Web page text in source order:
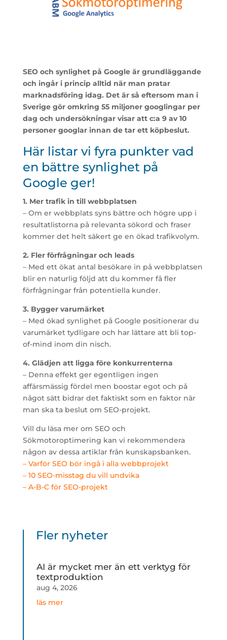
SEO och synlighet på Google är grundläggande
och ingår i princip alltid när man pratar
marknadsföring idag. Det är så eftersom man i
Sverige gör omkring 55 miljoner googlingar per
dag och undersökningar visar att c:a 9 av 10
personer googlar innan de tar ett köpbeslut.
Här listar vi fyra punkter vad
en bättre synlighet på
Google ger!
1. Mer trafik in till webbplatsen
– Om er webbplats syns bättre och högre upp i
resultatlistorna på relevanta sökord och fraser
kommer det helt säkert ge en ökad trafikvolym.
2. Fler förfrågningar och leads
– Med ett ökat antal besökare in på webbplatsen
blir en naturlig följd att du kommer få fler
förfrågningar från potentiella kunder.
3. Bygger varumärket
– Med ökad synlighet på Google positionerar du
varumärket tydligare och har lättare att bli top-
of-mind inom din nisch.
4. Glädjen att ligga före konkurrenterna
– Denna effekt ger egentligen ingen
affärsmässig fördel men boostar egot och på
något sätt bidrar det faktiskt som en faktor när
man ska ta beslut om SEO-projekt.
Vill du läsa mer om SEO och
Sökmotoroptimering kan vi rekommendera
någon av dessa artiklar från kunskapsbanken.
– Varför SEO bör ingå i alla webbprojekt
– 10 SEO-misstag du vill undvika
– A-B-C för SEO-projekt
Fler nyheter
AI är mycket mer än ett verktyg för
textproduktion
aug 4, 2026
läs mer